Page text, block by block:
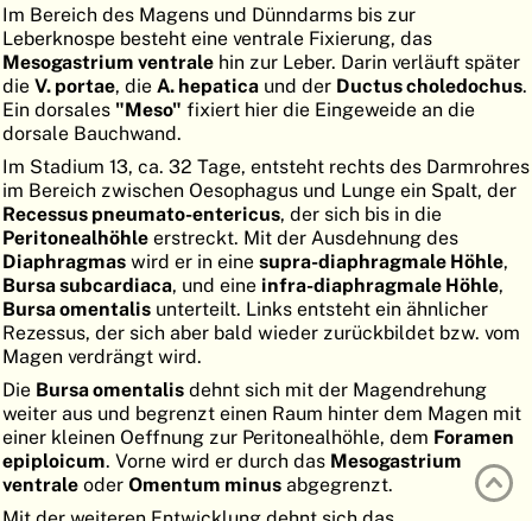
ATLASEMBRYOLOGY
SUCHEN
HILFE
FR
Im Bereich des Magens und Dünndarms bis zur
Leberknospe besteht eine ventrale Fixierung, das
Mesogastrium ventrale hin zur Leber. Darin verläuft später
die V. portae, die A. hepatica und der Ductus choledochus.
Ein dorsales "Meso" fixiert hier die Eingeweide an die
dorsale Bauchwand.
Im Stadium 13, ca. 32 Tage, entsteht rechts des Darmrohres
im Bereich zwischen Oesophagus und Lunge ein Spalt, der
Recessus pneumato-entericus, der sich bis in die
Peritonealhöhle erstreckt. Mit der Ausdehnung des
Diaphragmas wird er in eine supra-diaphragmale Höhle,
Bursa subcardiaca, und eine infra-diaphragmale Höhle,
Bursa omentalis unterteilt. Links entsteht ein ähnlicher
Rezessus, der sich aber bald wieder zurückbildet bzw. vom
Magen verdrängt wird.
Die Bursa omentalis dehnt sich mit der Magendrehung
weiter aus und begrenzt einen Raum hinter dem Magen mit
einer kleinen Oeffnung zur Peritonealhöhle, dem Foramen
epiploicum. Vorne wird er durch das Mesogastrium
ventrale oder Omentum minus abgegrenzt.